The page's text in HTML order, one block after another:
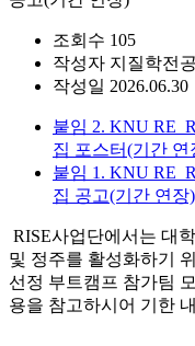
조회수 105
작성자 지질학전공
작성일 2026.06.30
붙임 2. KNU
집 포스터(기간 연
붙임 1. KNU
집 공고(기간 연장
RISE사업단에서는 대
및 정주를 활성화하기
선정 부트캠프 참가팀
용을 참고하시어 기한